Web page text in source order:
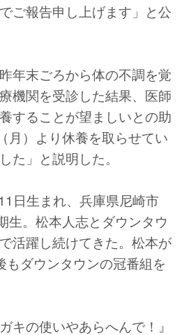
ご報告申し上げます」と公
年末ごろから体の不調を覚
機関を受診した結果、医師
することが望ましいとの助
月）より休養を取らせてい
た」と説明した。
日生まれ、兵庫県尼崎市
生。松本人志とダウンタウ
活躍し続けてきた。松本が
もダウンタウンの冠番組を
キの使いやあらへんで！』